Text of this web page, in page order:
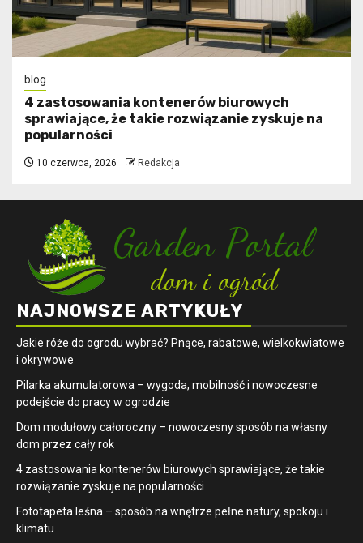
blog
4 zastosowania kontenerów biurowych
sprawiające, że takie rozwiązanie zyskuje na
popularności
10 czerwca, 2026 Redakcja
NAJNOWSZE ARTYKUŁY
Jakie róże do ogrodu wybrać? Pnące, rabatowe, wielkokwiatowe
i okrywowe
Pilarka akumulatorowa – wygoda, mobilność i nowoczesne
podejście do pracy w ogrodzie
Dom modułowy całoroczny – nowoczesny sposób na własny
dom przez cały rok
4 zastosowania kontenerów biurowych sprawiające, że takie
rozwiązanie zyskuje na popularności
​Fototapeta leśna – sposób na wnętrze pełne natury, spokoju i
klimatu